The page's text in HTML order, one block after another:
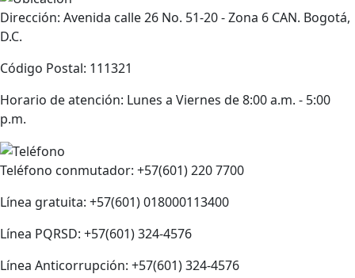
Dirección: Avenida calle 26 No. 51-20 - Zona 6 CAN. Bogotá,
D.C.
Código Postal: 111321
Horario de atención: Lunes a Viernes de 8:00 a.m. - 5:00
p.m.
Teléfono conmutador: +57(601) 220 7700
Línea gratuita: +57(601) 018000113400
Línea PQRSD: +57(601) 324-4576
Línea Anticorrupción: +57(601) 324-4576